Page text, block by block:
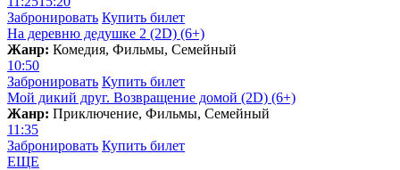
Забронировать Купить билет
На деревню дедушке 2 (2D) (6+)
Жанр: Комедия, Фильмы, Семейный
10:50
Забронировать Купить билет
Мой дикий друг. Возвращение домой (2D) (6+)
Жанр: Приключение, Фильмы, Семейный
11:35
Забронировать Купить билет
ЕЩЕ